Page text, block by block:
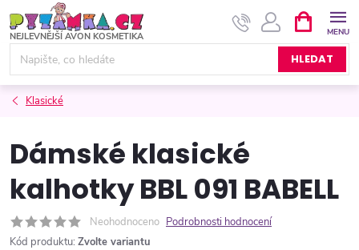
na
obsah
HLEDAT
NÁKUPNÍ
KOŠÍK
Klasické
Dámské klasické
kalhotky BBL 091 BABELL
Neohodnoceno Podrobnosti hodnocení
Kód produktu: Zvolte variantu